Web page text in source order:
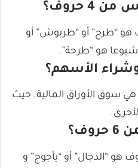
حروف؟
الرأس من 4 حروف هو “طرح” أو “طربوش” أو
شيوعا هو “طرحة”.
الأسهم؟
سوق الأوراق المالية. حيث
الساعة من 6 حروف هو “الدجال” أو “يأجوج” و